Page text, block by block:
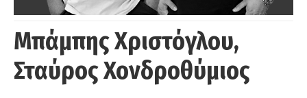
Μπάμπης Χριστόγλου,
Σταύρος Χονδροθύμιος